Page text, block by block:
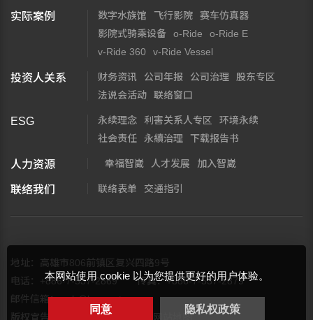
本网站使用 cookie 以为您提供更好的用户体验。
隐私权政策
同意
实际案例 数字水族馆 飞行影院
赛车仿真器
影院式骑乘设备
o-Ride
o-Ride E
v-Ride 360
v-Ride Vessel
投资人关系 财务资讯 公司年报 公司治理
股东专区
法说会活动
联络窗口
ESG 永续理念 利害关系人专区
环境永续
社会责任
永續治理 下载报告书
人力资源 幸福智崴 人才发展 加入智崴
联络我们 联络表单 交通指引
地址：高雄市806前镇区复兴四路9号
电话：+886-7-537-2869
传真：+886-7-537-2879
邮件信箱：web@brogent.com
版权宣告
隐私权保护政策 网站地图